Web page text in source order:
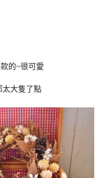
的~很可愛
太大隻了點